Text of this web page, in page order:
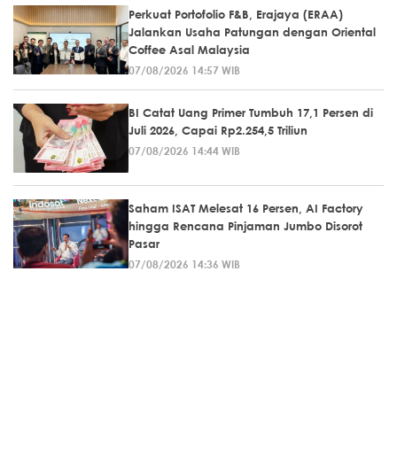
Perkuat Portofolio F&B, Erajaya (ERAA)
Jalankan Usaha Patungan dengan Oriental
Coffee Asal Malaysia
07/08/2026 14:57 WIB
BI Catat Uang Primer Tumbuh 17,1 Persen di
Juli 2026, Capai Rp2.254,5 Triliun
07/08/2026 14:44 WIB
Saham ISAT Melesat 16 Persen, AI Factory
hingga Rencana Pinjaman Jumbo Disorot
Pasar
07/08/2026 14:36 WIB